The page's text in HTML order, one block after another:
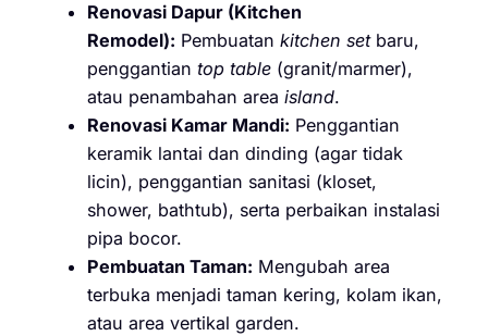
Renovasi Dapur (Kitchen
Remodel): Pembuatan kitchen setbaru,
penggantian top table (granit/marmer),
atau penambahan area island.
Renovasi Kamar Mandi: Penggantian
keramik lantai dan dinding (agar tidak
licin), penggantian sanitasi (kloset,
shower, bathtub), serta perbaikan instalasi
pipa bocor.
Pembuatan Taman: Mengubah area
terbuka menjadi taman kering, kolam ikan,
atau area vertikal garden.